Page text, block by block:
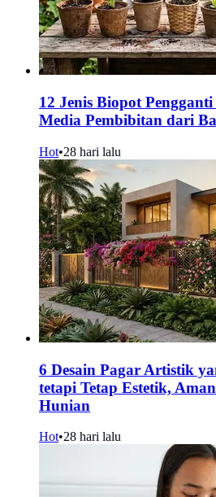
12 Jenis Biopot
Media Pembibitan dari
Hot•28 hari lalu
6 Desain Pagar Artistik
tetapi Tetap Estetik,
Hunian
Hot•28 hari lalu